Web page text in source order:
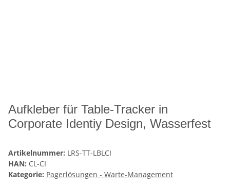
Aufkleber für Table-Tracker in
Corporate Identiy Design, Wasserfest
Artikelnummer: LRS-TT-LBLCI
HAN: CL-CI
Kategorie: Pagerlösungen - Warte-Management